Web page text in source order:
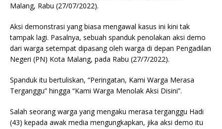
Malang, Rabu (27/07/2022).
Aksi demonstrasi yang biasa mengawal kasus ini kini tak
tampak lagi. Pasalnya, sebuah spanduk penolakan aksi demo
dari warga setempat dipasang oleh warga di depan Pengadilan
Negeri (PN) Kota Malang, pada Rabu (27/7/2022).
Spanduk itu bertuliskan, “Peringatan, Kami Warga Merasa
Terganggu” hingga “Kami Warga Menolak Aksi Disini”.
Salah seorang warga yang mengaku merasa terganggu Hadi
(43) kepada awak media mengungkapkan, jika aksi demo itu